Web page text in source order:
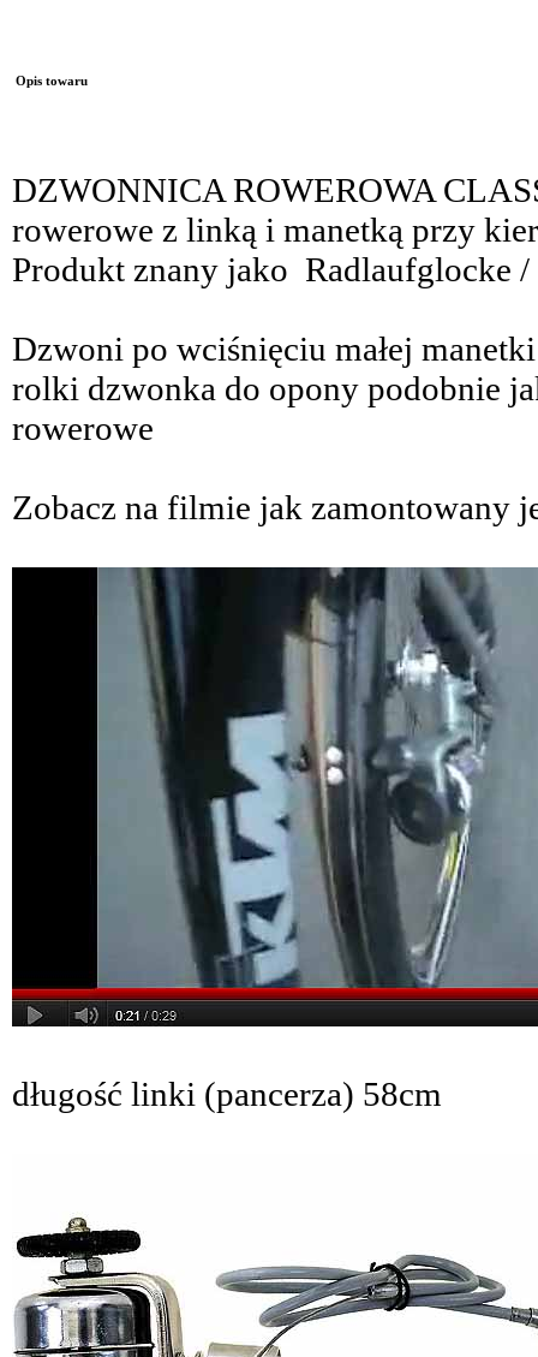
Opis towaru
DZWONNICA ROWEROWA
rowerowe z linką i manetką przy
Produkt znany jako Radlaufglocke
Dzwoni po wciśnięciu małej
rolki dzwonka do opony podobnie
rowerowe
Zobacz na filmie jak zamontowany
długość linki (pancerza) 58cm